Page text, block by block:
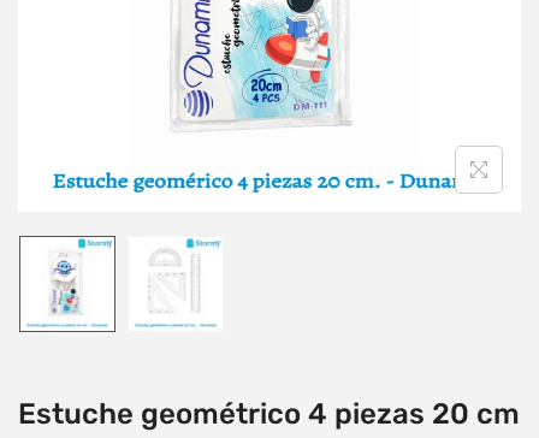
Estuche geométrico 4 piezas 20 cm